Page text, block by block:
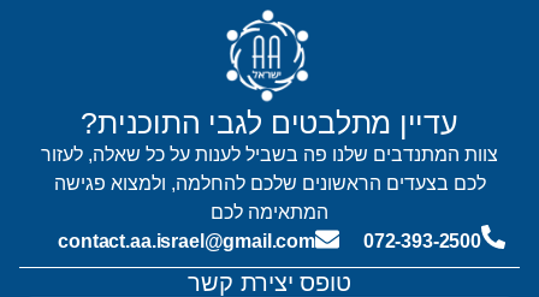
טופס יצירת קשר
עדיין מתלבטים לגבי התוכנית?
צוות המתנדבים שלנו פה בשביל לענות על כל שאלה, לעזור
לכם בצעדים הראשונים שלכם להחלמה, ולמצוא פגישה
המתאימה לכם
072-393-2500
contact.aa.israel@gmail.com